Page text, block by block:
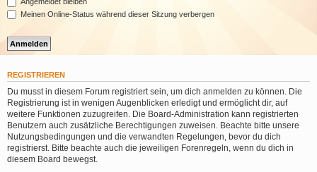
Meinen Online-Status während dieser Sitzung verbergen
REGISTRIEREN
Du musst in diesem Forum registriert sein, um dich anmelden zu können. Die
Registrierung ist in wenigen Augenblicken erledigt und ermöglicht dir, auf
weitere Funktionen zuzugreifen. Die Board-Administration kann registrierten
Benutzern auch zusätzliche Berechtigungen zuweisen. Beachte bitte unsere
Nutzungsbedingungen und die verwandten Regelungen, bevor du dich
registrierst. Bitte beachte auch die jeweiligen Forenregeln, wenn du dich in
diesem Board bewegst.